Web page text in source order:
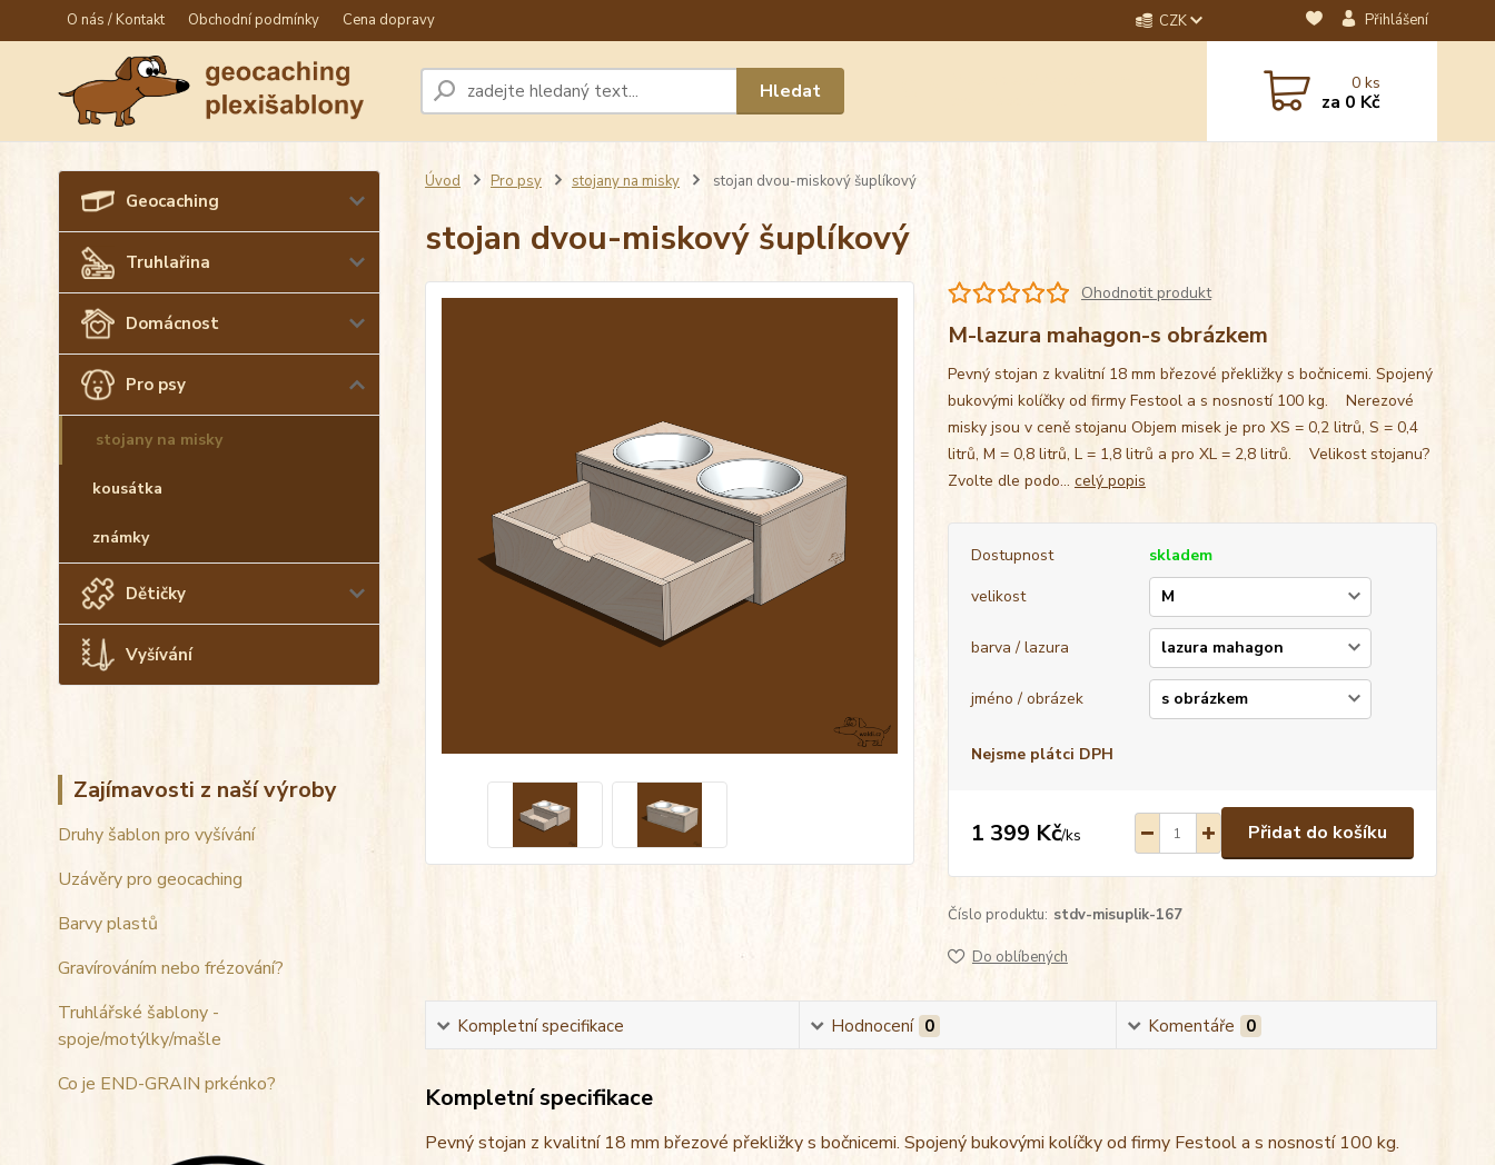
O nás / Kontakt Obchodní podmínky Cena dopravy CZK Přihlášení
Hledat 0ks
za 0 Kč
Geocaching
Truhlařina
Domácnost
Pro psy
stojany na misky
kousátka
známky
Dětičky
Vyšívání
Zajímavosti z naší výroby
Druhy šablon pro vyšívání
Uzávěry pro geocaching
Barvy plastů
Gravírováním nebo frézování?
Truhlářské šablony -
spoje/motýlky/mašle
Co je END-GRAIN prkénko?
Úvod Pro psy stojany na misky stojan dvou-miskový šuplíkový
stojan dvou-miskový šuplíkový
Ohodnotit produkt
M-lazura mahagon-s obrázkem
Pevný stojan z kvalitní 18 mm březové překližky s bočnicemi. Spojený
bukovými kolíčky od firmy Festool a s nosností 100 kg. Nerezové
misky jsou v ceně stojanu Objem misek je pro XS = 0,2 litrů, S = 0,4
litrů, M = 0,8 litrů, L = 1,8 litrů a pro XL = 2,8 litrů. Velikost stojanu?
Zvolte dle podo... celý popis
Dostupnost
skladem
velikost
barva / lazura
jméno / obrázek
Nejsme plátci DPH
1 399 Kč/ks Přidat do košíku
Číslo produktu: stdv-misuplik-167
Do oblíbených
Kompletní specifikace Hodnocení 0 Komentáře 0
Kompletní specifikace
Pevný stojan z kvalitní 18 mm březové překližky s bočnicemi. Spojený bukovými kolíčky od firmy Festool a s nosností 100 kg.